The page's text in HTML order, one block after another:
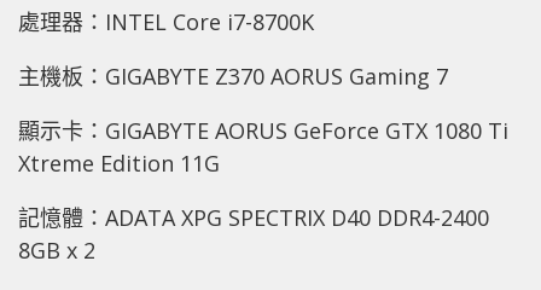
處理器：INTEL Core i7-8700K
主機板：GIGABYTE Z370 AORUS Gaming 7
顯示卡：GIGABYTE AORUS GeForce GTX 1080 Ti
Xtreme Edition 11G
記憶體：ADATA XPG SPECTRIX D40 DDR4-2400
8GB x 2